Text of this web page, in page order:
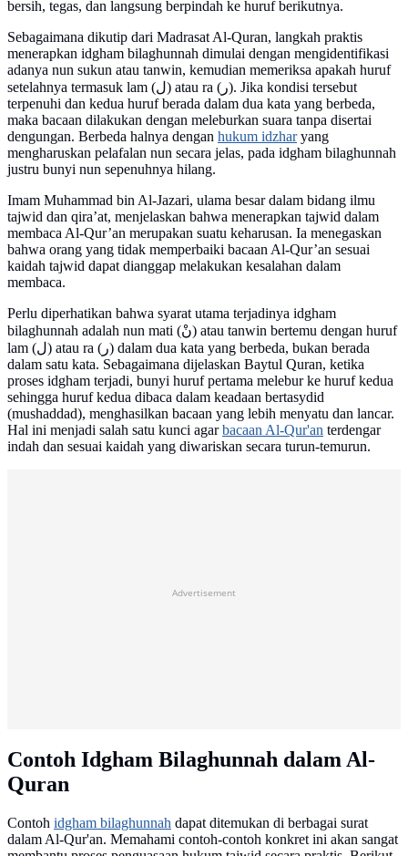
bersih, tegas, dan langsung berpindah ke huruf berikutnya.
Sebagaimana dikutip dari Madrasat Al-Quran, langkah praktis
menerapkan idgham bilaghunnah dimulai dengan mengidentifikasi
adanya nun sukun atau tanwin, kemudian memeriksa apakah huruf
setelahnya termasuk lam (ل) atau ra (ر). Jika kondisi tersebut
terpenuhi dan kedua huruf berada dalam dua kata yang berbeda,
maka bacaan dilakukan dengan meleburkan suara tanpa disertai
dengungan. Berbeda halnya dengan hukum idzharyang
mengharuskan pelafalan nun secara jelas, pada idgham bilaghunnah
justru bunyi nun sepenuhnya hilang.
Imam Muhammad bin Al-Jazari, ulama besar dalam bidang ilmu
tajwid dan qira’at, menjelaskan bahwa menerapkan tajwid dalam
membaca Al-Qur’an merupakan suatu keharusan. Ia menegaskan
bahwa orang yang tidak memperbaiki bacaan Al-Qur’an sesuai
kaidah tajwid dapat dianggap melakukan kesalahan dalam
membaca.
Perlu diperhatikan bahwa syarat utama terjadinya idgham
bilaghunnah adalah nun mati (نْ) atau tanwin bertemu dengan huruf
lam (ل) atau ra (ر) dalam dua kata yang berbeda, bukan berada
dalam satu kata. Sebagaimana dijelaskan Baytul Quran, ketika
proses idgham terjadi, bunyi huruf pertama melebur ke huruf kedua
sehingga huruf kedua dibaca dalam keadaan bertasydid
(mushaddad), menghasilkan bacaan yang lebih menyatu dan lancar.
Hal ini menjadi salah satu kunci agarbacaan Al-Qur'an terdengar
indah dan sesuai kaidah yang diwariskan secara turun-temurun.
Advertisement
Contoh Idgham Bilaghunnah dalam Al-
Quran
Contoh idgham bilaghunnah dapat ditemukan di berbagai surat
dalam Al-Qur'an. Memahami contoh-contoh konkret ini akan sangat